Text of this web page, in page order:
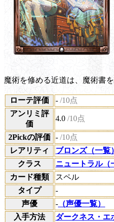
魔術を修める近道は、魔術書
ローテ評価 - /10点
アンリミ評
価
4.0 /10点
2Pickの評価 - /10点
レアリティ
ブロンズ（一覧）
クラス
ニュートラル（
カード種類
スペル
タイプ
-
声優
- （声優一覧）
入手方法
ダークネス・エ